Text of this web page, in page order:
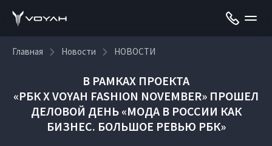
Главная Новости НОВОСТИ
В РАМКАХ ПРОЕКТА
«РБК X VOYAH FASHION NOVEMBER» ПРОШЕЛ
ДЕЛОВОЙ ДЕНЬ «МОДА В РОССИИ КАК
БИЗНЕС. БОЛЬШОЕ РЕВЬЮ РБК»